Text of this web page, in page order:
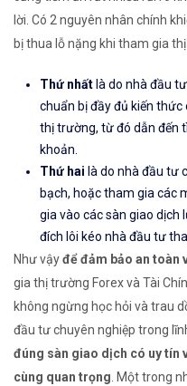
lời. Có 2 nguyên nhân chính
bị thua lỗ nặng khi tham gia
Thứ nhất là do nhà đầu
chuẩn bị đầy đủ kiến
thị trường, từ đó dẫn đến
khoản.
Thứ hai là do nhà đầu tư
bạch, hoặc tham gia các
gia vào các sàn giao
đích lôi kéo nhà đầu tư
Như vậyđể đảm bảo an toàn
gia thị trường Forex và Tài
không ngừng học hỏi và trau
đầu tư chuyên nghiệp trong
đúng sàn giao dịch có uy tín
cùng quan trọng . Một trong